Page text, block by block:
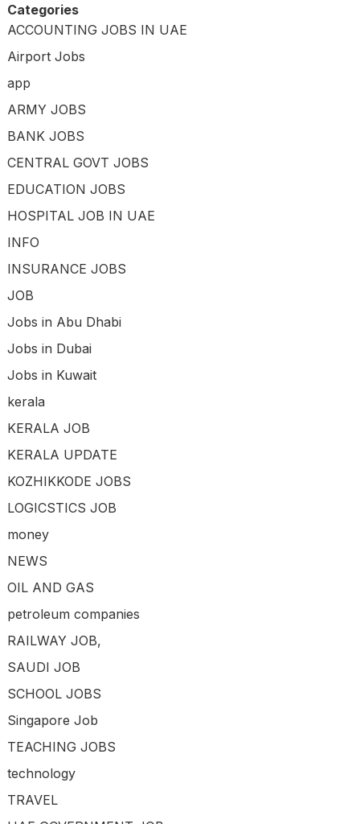
Categories
ACCOUNTING JOBS IN UAE
Airport Jobs
app
ARMY JOBS
BANK JOBS
CENTRAL GOVT JOBS
EDUCATION JOBS
HOSPITAL JOB IN UAE
INFO
INSURANCE JOBS
JOB
Jobs in Abu Dhabi
Jobs in Dubai
Jobs in Kuwait
kerala
KERALA JOB
KERALA UPDATE
KOZHIKKODE JOBS
LOGICSTICS JOB
money
NEWS
OIL AND GAS
petroleum companies
RAILWAY JOB,
SAUDI JOB
SCHOOL JOBS
Singapore Job
TEACHING JOBS
technology
TRAVEL